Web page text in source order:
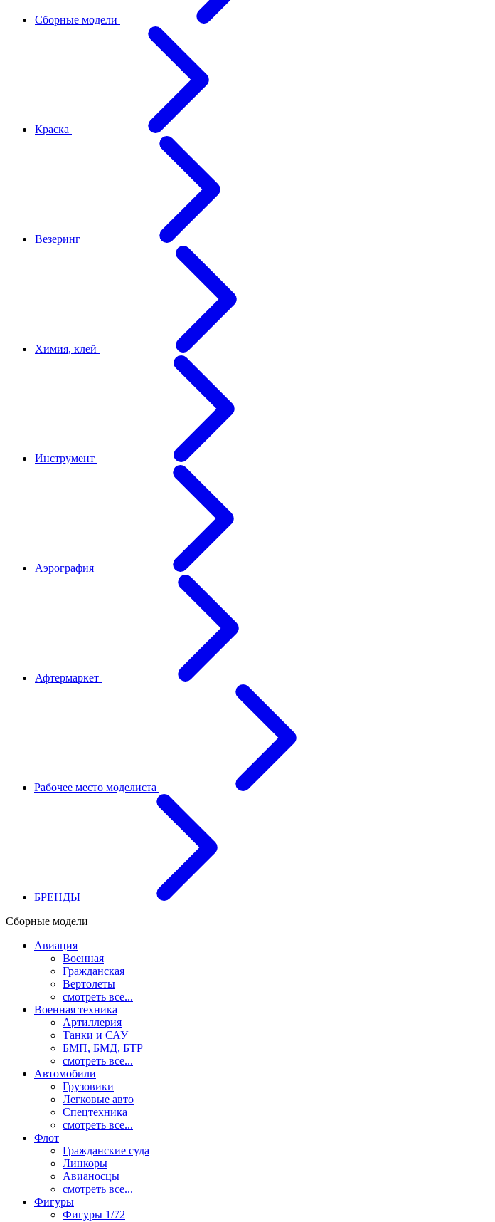
Сборные модели
Краска
Везеринг
Химия, клей
Инструмент
Аэрография
Афтермаркет
Рабочее место моделиста
БРЕНДЫ
Сборные модели
Авиация
Военная
Гражданская
Вертолеты
смотреть все...
Военная техника
Артиллерия
Танки и САУ
БМП, БМД, БТР
смотреть все...
Автомобили
Грузовики
Легковые авто
Спецтехника
смотреть все...
Флот
Гражданские суда
Линкоры
Авианосцы
смотреть все...
Фигуры
Фигуры 1/72